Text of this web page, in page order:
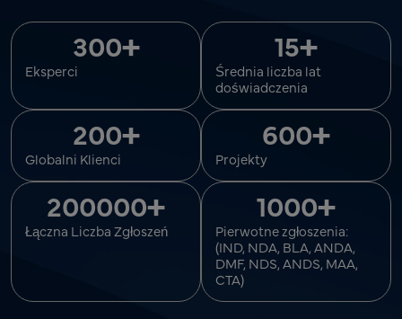
300+
Eksperci
15+
Średnia liczba lat
doświadczenia
200+
Globalni Klienci
600+
Projekty
200000+
Łączna Liczba Zgłoszeń
1000+
Pierwotne zgłoszenia:
(IND, NDA, BLA, ANDA,
DMF, NDS, ANDS, MAA,
CTA)